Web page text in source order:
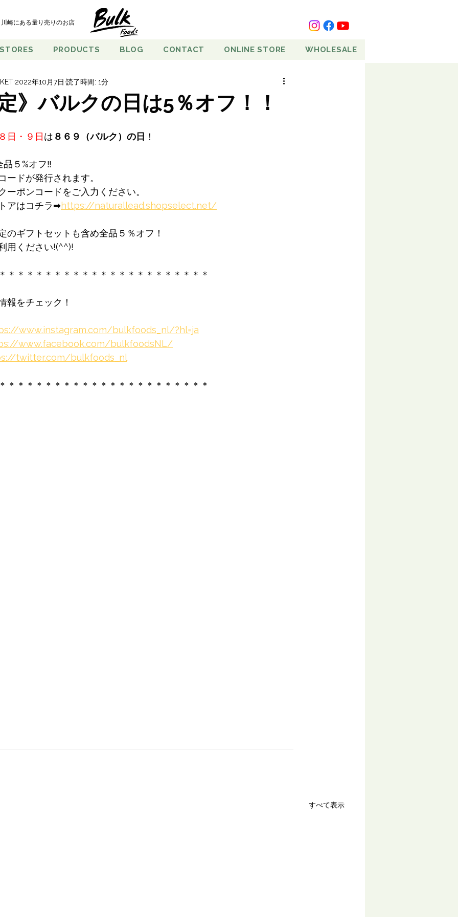
川崎にある量り売りのお店
PRODUCTS BLOG CONTACT ONLINE STORE WHOLESALE
》バルクの日は5％オフ！！
2022年10月7日 読了時間: 1分
日・９日は ８６９（バルク）の日 ！
５%オフ‼
が発行されます。
ンコードをご入力ください。
はコチラ➡https://naturallead.shopselect.net/
のギフトセットも含め全品５％オフ！
用ください!(^^)!
＊＊＊＊＊＊＊＊＊＊＊＊＊＊＊＊＊＊＊＊＊＊
報をチェック！
www.instagram.com/bulkfoods_nl/?hl=ja
www.facebook.com/bulkfoodsNL/
twitter.com/bulkfoods_nl
＊＊＊＊＊＊＊＊＊＊＊＊＊＊＊＊＊＊＊＊＊＊
すべて表示